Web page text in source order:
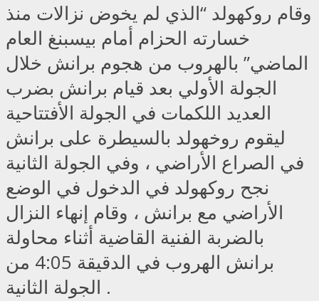
وقام روكهولد “الذي لم يخوض نزالات منذ
خسارته الحزام أمام بيسبنغ العام
الماضي” بالهروب من هجوم برانش خلال
الجولة الأولي بعد قيام برانش بضرب
العديد اللكمات في الجولة الأفتتاحية
ليقوم روخهولد بالسيطرة على برانش
في الصراع الأراضي ، وفي الجولة الثانية
نجح روكهولد في الدخول في الوضع
الأراضي مع برانش ، وقام إنهاء النزال
بالضربة الفنية القاضية أثناء محاولة
برانش الهروب في الدقيقة 4:05 من
الجولة الثانية .